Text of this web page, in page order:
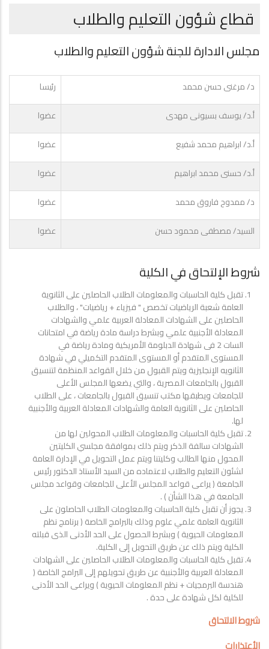
قطاع شؤون التعليم والطلاب
مجلس الادارة للجنة شؤون التعليم والطلاب
د/ مرغنى حسن محمد
رئيسا
أ.د/ يوسف بسيونى مهدى
عضوا
أ.د/ ابراهيم محمد شفيع
عضوا
أ.د/ حسنى محمد ابراهيم
عضوا
د/ ممدوح فاروق محمد
عضوا
السيد/ مصطفى محمود حسن
عضوا
شروط الإلتحاق في الكلية
تقبل كلية الحاسبات والمعلومات الطلاب الحاصلين على الثانوية
العامة شعبة الرياضيات تخصص " فيزياء + رياضيات" ، والطلاب
الحاصلين على الشهادات المعادلة العربية علمي والشهادات
المعادلة الأجنبية علمي وبشرط دراسة مادة رياضة في امتحانات
السات 2 فى شهادة الدبلومة الأمريكية ومادة رياضة في
المستوى المتقدم أو المستوى المتقدم التكميلي في شهادة
الثانويه الإنجليزية ويتم القبول من خلال القواعد المنظمة لتنسيق
القبول بالجامعات المصرية ، والتي يضعها المجلس الأعلى
للجامعات ويطبقها مكتب تنسيق القبول بالجامعات ، على الطلاب
الحاصلين على الثانوية العامة والشهادات المعادلة العربية والأجنبية
لها.
تقبل كلية الحاسبات والمعلومات الطلاب المحولين لها من
الشهادات سالفة الذكر ويتم ذلك بموافقة مجلسي الكليتين
المحول منها الطالب وكليتنا ويتم عمل التحويل في الإدارة العامة
لشئون التعليم والطلاب لاعتماده من السيد الأستاذ الدكتور رئيس
الجامعة ( يراعى قواعد المجلس الأعلى للجامعات وقواعد مجلس
الجامعة في هذا الشأن ) .
يجوز أن تقبل كلية الحاسبات والمعلومات الطلاب الحاصلون على
الثانوية العامة علمي علوم وذلك بالبرامج الخاصة ( برنامج نظم
المعلومات الحيوية ) وبشرط الحصول على الحد الأدنى الذى قبلته
الكلية ويتم ذلك عن طريق التحويل إلى الكلية.
تقبل كلية الحاسبات والمعلومات الطلاب الحاصلين على الشهادات
المعادلة العربية والأجنبية عن طريق تحويلهم إلى البرامج الخاصة (
هندسة البرمجيات + نظم المعلومات الحيوية ) ويراعى الحد الأدنى
للكلية لكل شهادة على حدة .
شروط الالتحاق